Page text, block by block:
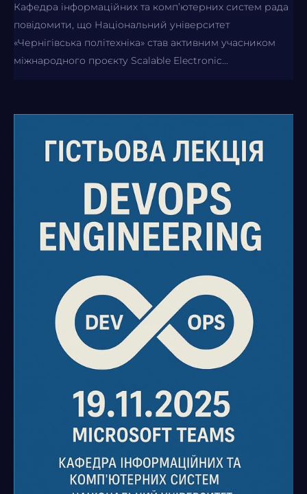
Кафедра інформаційних та комп’ютерних систем рада
повідомити, що Національний університет
«Чернігівська політехніка» став активним учасником
міжнародного проєкту Scalable Electronic...